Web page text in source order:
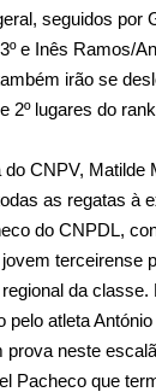
seguidos por
e Inês Ramos/
irão se
2º lugares do
CNPV, Matilde
as regatas à
do CNPDL,
terceirense
da classe.
pelo atleta
prova neste
Pacheco que